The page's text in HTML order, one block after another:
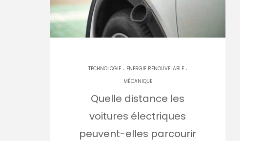
TECHNOLOGIE. ENERGIE RENOUVELABLE.
MÉCANIQUE
Quelle distance les
voitures électriques
peuvent-elles parcourir